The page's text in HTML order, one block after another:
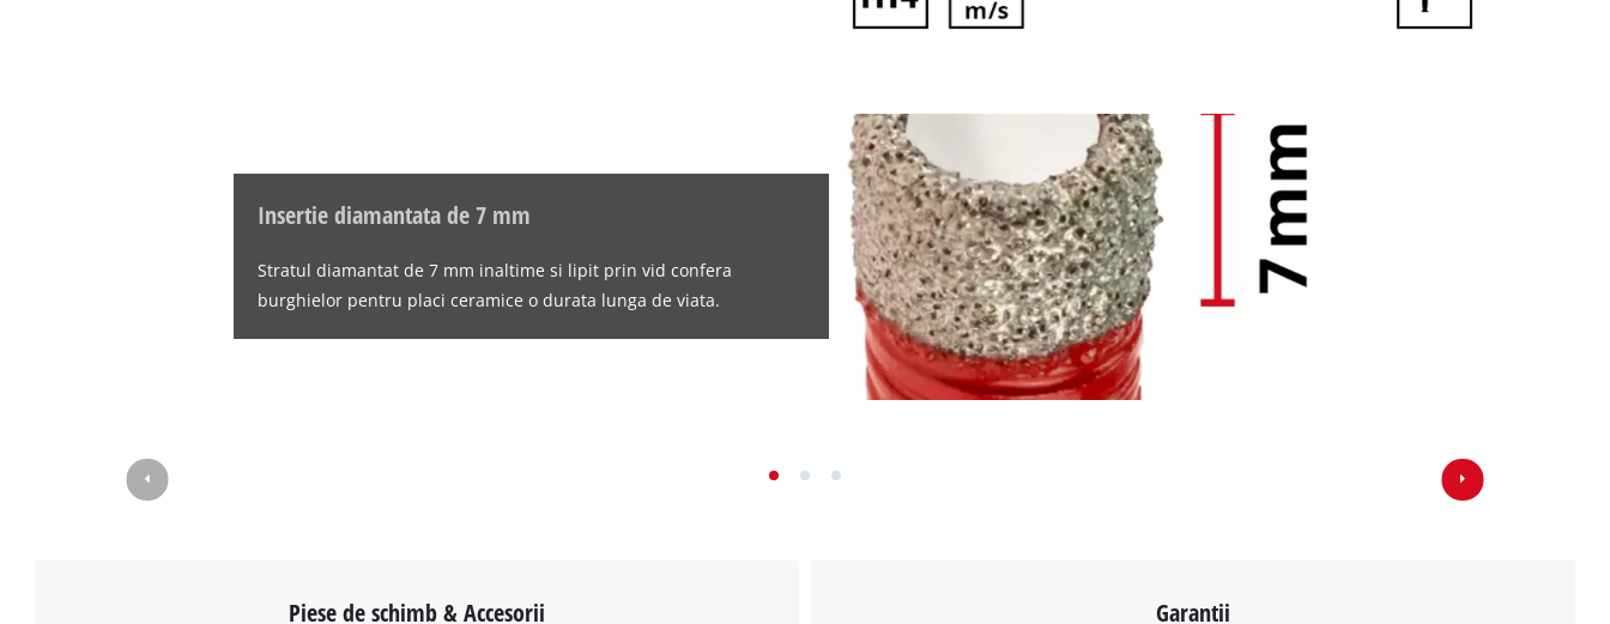
Insertie diamantata de 7 mm
Stratul diamantat de 7 mm inaltime si lipit prin vid confera
burghielor pentru placi ceramice o durata lunga de viata.
Piese de schimb & Accesorii Garantii